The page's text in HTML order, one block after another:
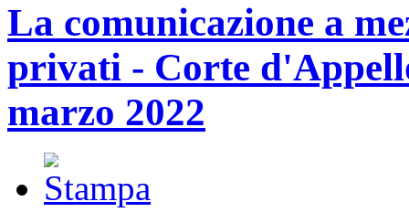
La comunicazione a
privati - Corte
marzo 2022